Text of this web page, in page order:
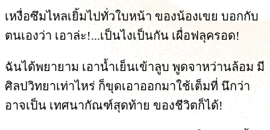
เหงื่อซึมไหลเยิ้มไปทั่วใบหน้า ของน้องเขย บอกกับ
ตนเองว่า เอาล่ะ!...เป็นไงเป็นกัน เผื่อฟลุครอด!
ฉันได้พยายาม เอาน้ำเย็นเข้าลูบ พูดจาหว่านล้อม มี
ศิลปวิทยาเท่าไหร่ ก็ขุดเอาออกมาใช้เต็มที่ นึกว่า
อาจเป็น เทศนากัณฑ์สุดท้าย ของชีวิตก็ได้!